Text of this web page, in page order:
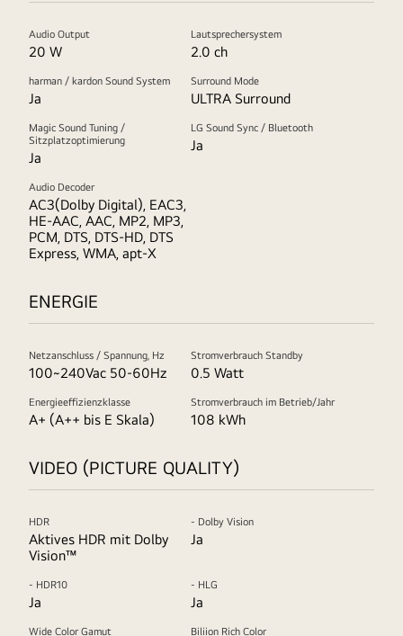
Audio Output
20 W
Lautsprechersystem
2.0 ch
harman / kardon Sound System
Ja
Surround Mode
ULTRA Surround
Magic Sound Tuning /
Sitzplatzoptimierung
Ja
LG Sound Sync / Bluetooth
Ja
Audio Decoder
AC3(Dolby Digital), EAC3,
HE-AAC, AAC, MP2, MP3,
PCM, DTS, DTS-HD, DTS
Express, WMA, apt-X
ENERGIE
Netzanschluss / Spannung, Hz
100~240Vac 50-60Hz
Stromverbrauch Standby
0.5 Watt
Energieeffizienzklasse
A+ (A++ bis E Skala)
Stromverbrauch im Betrieb/Jahr
108 kWh
VIDEO (PICTURE QUALITY)
HDR
Aktives HDR mit Dolby
Vision™
- Dolby Vision
Ja
- HDR10
Ja
- HLG
Ja
Wide Color Gamut Biliion Rich Color